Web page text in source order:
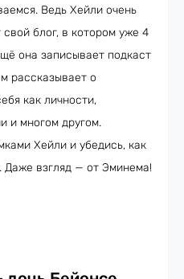
Ведь Хейли очень
блог, в котором уже 4
она записывает подкаст
рассказывает о
как личности,
и многом другом.
Хейли и убедись, как
Даже взгляд — от Эминема!